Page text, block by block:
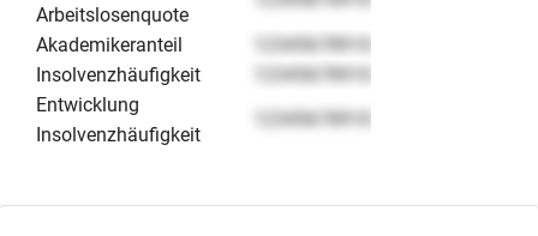
Arbeitslosenquote
Akademikeranteil
12345678910
Insolvenzhäufigkeit
12345678910
Entwicklung
Insolvenzhäufigkeit
12345678910